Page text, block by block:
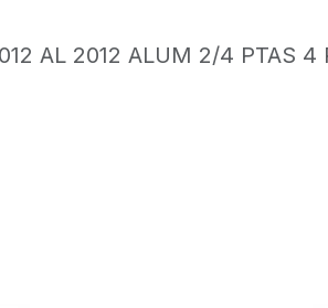
AL 2012 ALUM 2/4 PTAS 4